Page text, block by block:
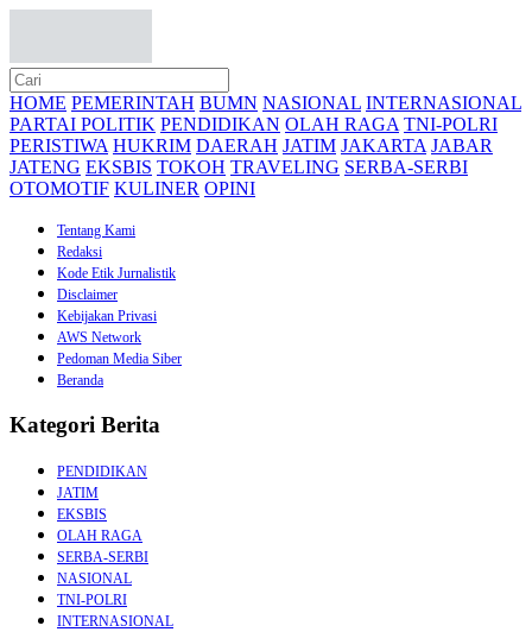
HOME PEMERINTAH BUMN NASIONAL INTERNASIONAL
PARTAI POLITIK PENDIDIKAN OLAH RAGA TNI-POLRI
PERISTIWA HUKRIM DAERAH JATIM JAKARTA JABAR
JATENG EKSBIS TOKOH TRAVELING SERBA-SERBI
OTOMOTIF KULINER OPINI
Tentang Kami
Redaksi
Kode Etik Jurnalistik
Disclaimer
Kebijakan Privasi
AWS Network
Pedoman Media Siber
Beranda
Kategori Berita
PENDIDIKAN
JATIM
EKSBIS
OLAH RAGA
SERBA-SERBI
NASIONAL
TNI-POLRI
INTERNASIONAL